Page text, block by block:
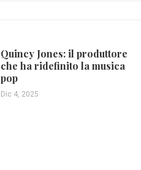
Quincy Jones: il produttore
che ha ridefinito la musica
pop
Dic 4, 2025